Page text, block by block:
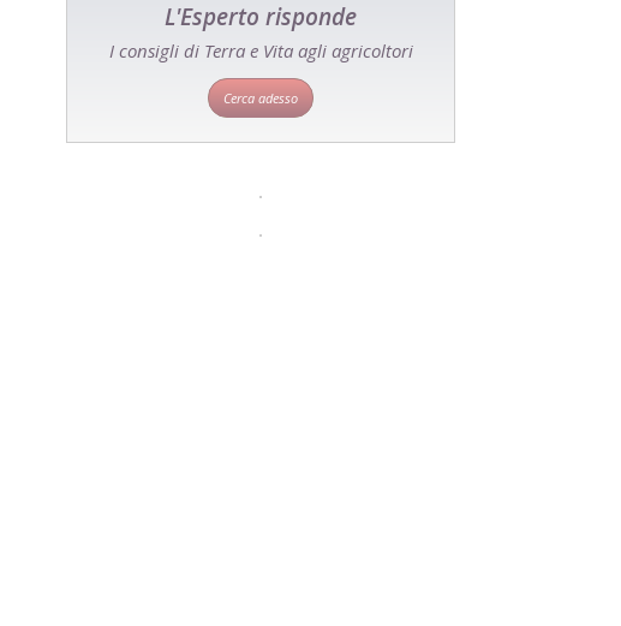
L'Esperto risponde
I consigli di Terra e Vita agli agricoltori
Cerca adesso